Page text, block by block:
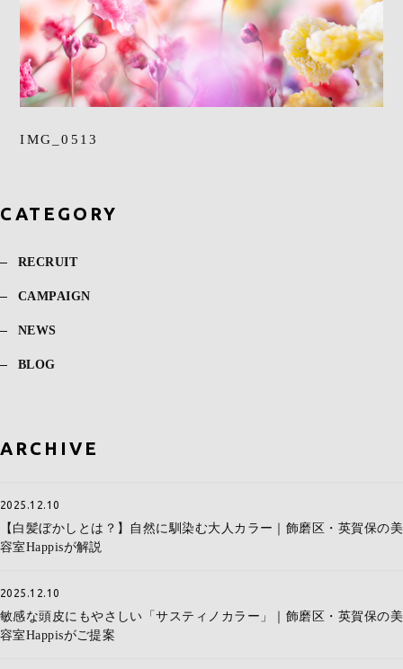
IMG_0513
CATEGORY
RECRUIT
CAMPAIGN
NEWS
BLOG
ARCHIVE
2025.12.10
【白髪ぼかしとは？】自然に馴染む大人カラー｜飾磨区・英賀保の美
容室Happisが解説
2025.12.10
敏感な頭皮にもやさしい「サスティノカラー」｜飾磨区・英賀保の美
容室Happisがご提案
CONTACT